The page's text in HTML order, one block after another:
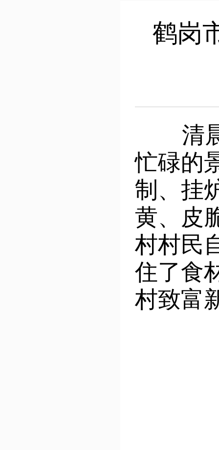
鹤岗
清晨
忙碌的
制、挂
黄、皮
村村民
住了食
村致富